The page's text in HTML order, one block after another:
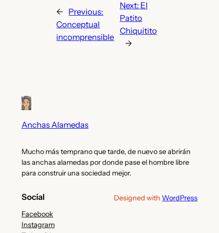
← Previous:
Conceptual
incomprensible
Next: El
Patito
Chiquitito
→
Anchas Alamedas
Mucho más temprano que tarde, de nuevo se abrirán
las anchas alamedas por donde pase el hombre libre
para construir una sociedad mejor.
Social
Facebook
Instagram
Designed with WordPress